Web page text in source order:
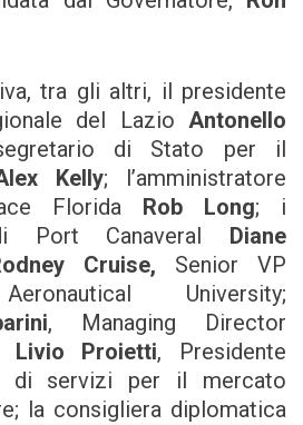
tra gli altri, il presidente
del Lazio Antonello
di Stato per il
Kelly; l’amministratore
Florida Rob Long; i
Port Canaveral Diane
Cruise, Senior VP
University;
, Managing Director
Livio Proietti, Presidente
di servizi per il mercato
la consigliera diplomatica